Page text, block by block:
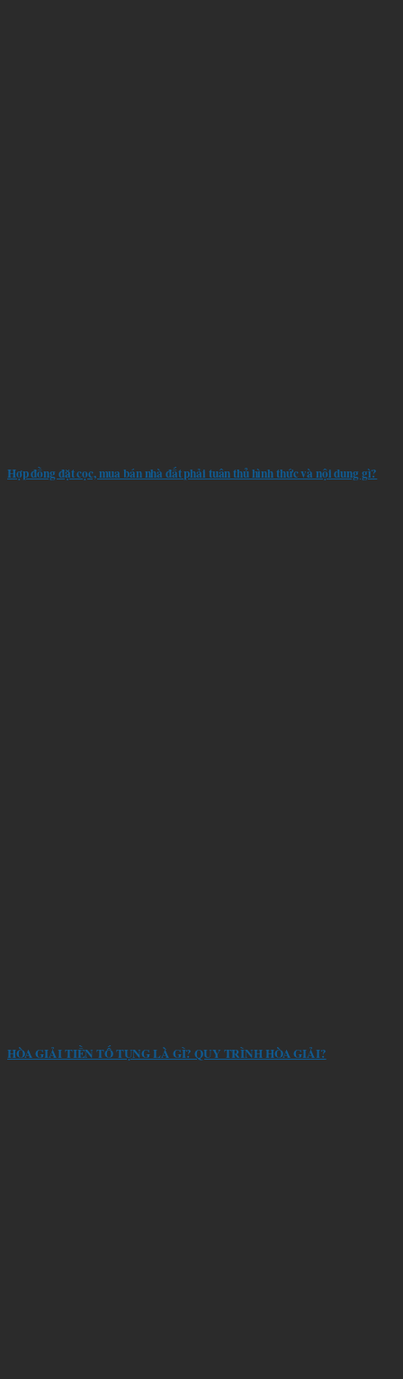
Hợp đồng đặt cọc, mua bán nhà đất phải tuân thủ hình thức và nội dung gì?
HÒA GIẢI TIỀN TỐ TỤNG LÀ GÌ? QUY TRÌNH HÒA GIẢI?